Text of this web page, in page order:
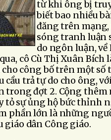
từ khi ông bị
biết bao nhiều
đăng trên
sóng tranh luận
do ngôn luận, về
cô Cù Thị Xuân Bích
cho công bố trên một
trả tự do cho ông,
trong đợt 2. Cộng
tỏ sự ủng hộ bức thỉnh
phần lớn là những
dân Công giáo.